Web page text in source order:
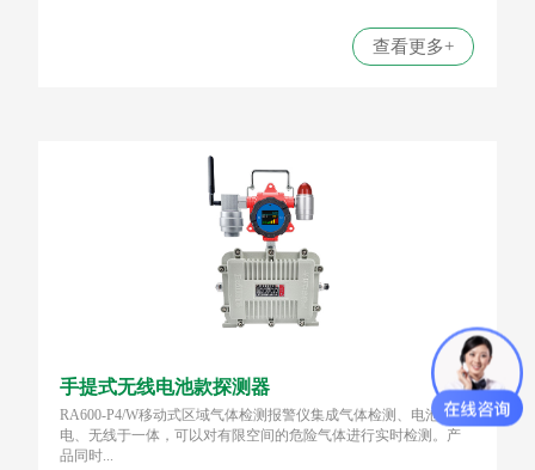
查看更多+
手提式无线电池款探测器
RA600-P4/W移动式区域气体检测报警仪集成气体检测、电池供
电、无线于一体，可以对有限空间的危险气体进行实时检测。产
品同时...